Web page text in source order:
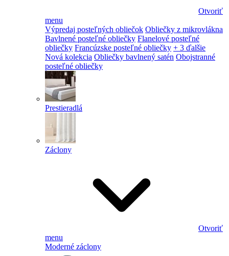
Otvoriť
menu
Výpredaj posteľných obliečok Obliečky z mikrovlákna
Bavlnené posteľné obliečky Flanelové posteľné
obliečky Francúzske posteľné obliečky + 3 ďalšie
Nová kolekcia Obliečky bavlnený satén Obojstranné
posteľné obliečky
Prestieradlá
Záclony
Otvoriť
menu
Moderné záclony